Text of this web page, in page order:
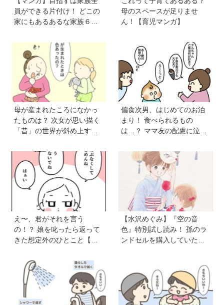
員ができる片付け！ どこの
家にもあるあるな家族６人
感の嵐
母のスペースが足りませ
ん！【育児マンガ】
母が産まれたころになかっ
たものは？ 次女が思い描く
「昔」の世界が斜め上すぎ
偏食次男、はじめてのお泊
まり！ 食べられるもの
は…？ ママ友の配慮に泣い
べるの！？】vol.53
え〜、君がそれを言う
の！？ 娘を叱ったら返って
きた想定外のひとこと【育
【水沢めぐみ】『空の音
色』特別試し読み！ 孫のラ
ンドセルを購入していた
発売＆8月31日まで７話無料
公開中》